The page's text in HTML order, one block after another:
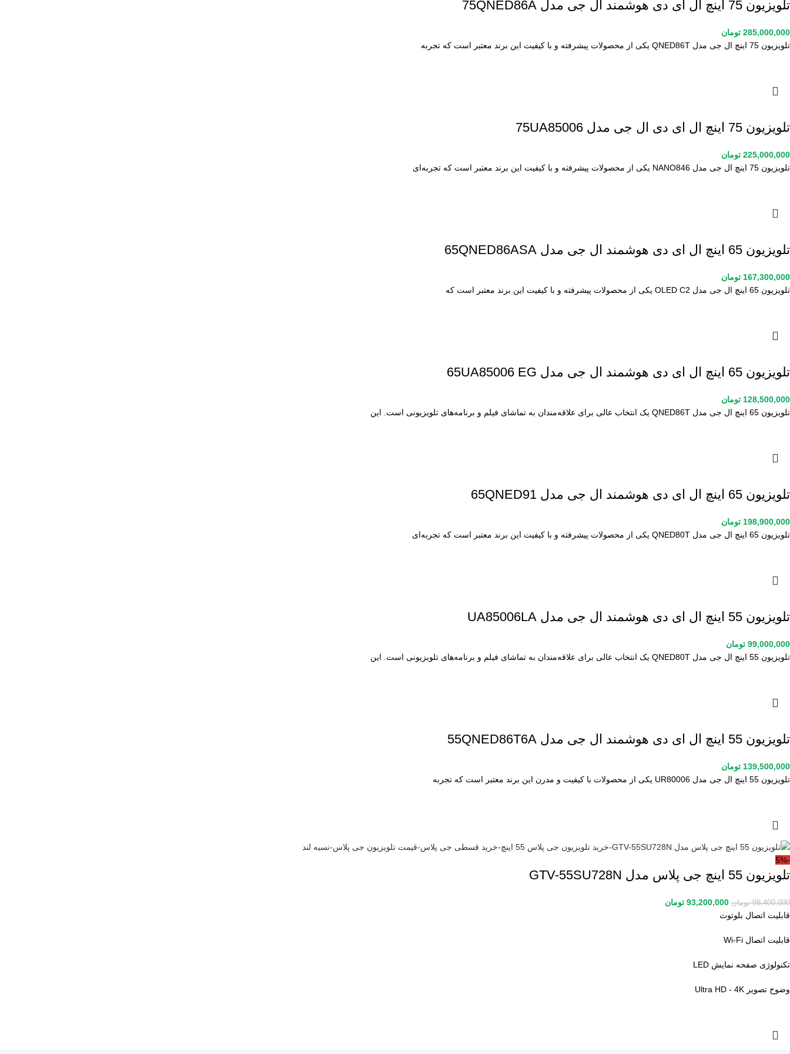
تلویزیون 75 اینچ ال ای دی هوشمند ال جی مدل 75QNED86A
285,000,000 تومان
تلویزیون 75 اینچ ال جی مدل QNED86T یکی از محصولات پیشرفته و با کیفیت این برند معتبر است که تجربه
تلویزیون 75 اینچ ال ای دی ال جی مدل 75UA85006
225,000,000 تومان
تلویزیون 75 اینچ ال جی مدل NANO846 یکی از محصولات پیشرفته و با کیفیت این برند معتبر است که تجربه‌ای
تلویزیون 65 اینچ ال ای دی هوشمند ال جی مدل 65QNED86ASA
167,300,000 تومان
تلویزیون 65 اینچ ال جی مدل OLED C2 یکی از محصولات پیشرفته و با کیفیت این برند معتبر است که
تلویزیون 65 اینچ ال ای دی هوشمند ال جی مدل 65UA85006 EG
128,500,000 تومان
تلویزیون 65 اینچ ال جی مدل QNED86T یک انتخاب عالی برای علاقه‌مندان به تماشای فیلم و برنامه‌های تلویزیونی است. این
تلویزیون 65 اینچ ال ای دی هوشمند ال جی مدل 65QNED91
198,900,000 تومان
تلویزیون 65 اینچ ال جی مدل QNED80T یکی از محصولات پیشرفته و با کیفیت این برند معتبر است که تجربه‌ای
تلویزیون 55 اینچ ال ای دی هوشمند ال جی مدل UA85006LA
99,000,000 تومان
تلویزیون 55 اینچ ال جی مدل QNED80T یک انتخاب عالی برای علاقه‌مندان به تماشای فیلم و برنامه‌های تلویزیونی است. این
تلویزیون 55 اینچ ال ای دی هوشمند ال جی مدل 55QNED86T6A
139,500,000 تومان
تلویزیون 55 اینچ ال جی مدل UR80006 یکی از محصولات با کیفیت و مدرن این برند معتبر است که تجربه
-5%
تلویزیون 55 اینچ جی پلاس مدل GTV-55SU728N
98,400,000 تومان 93,200,000 تومان
قابلیت اتصال بلوتوث
قابلیت اتصال Wi-Fi
تکنولوژی صفحه نمایش LED
وضوح تصویر Ultra HD - 4K